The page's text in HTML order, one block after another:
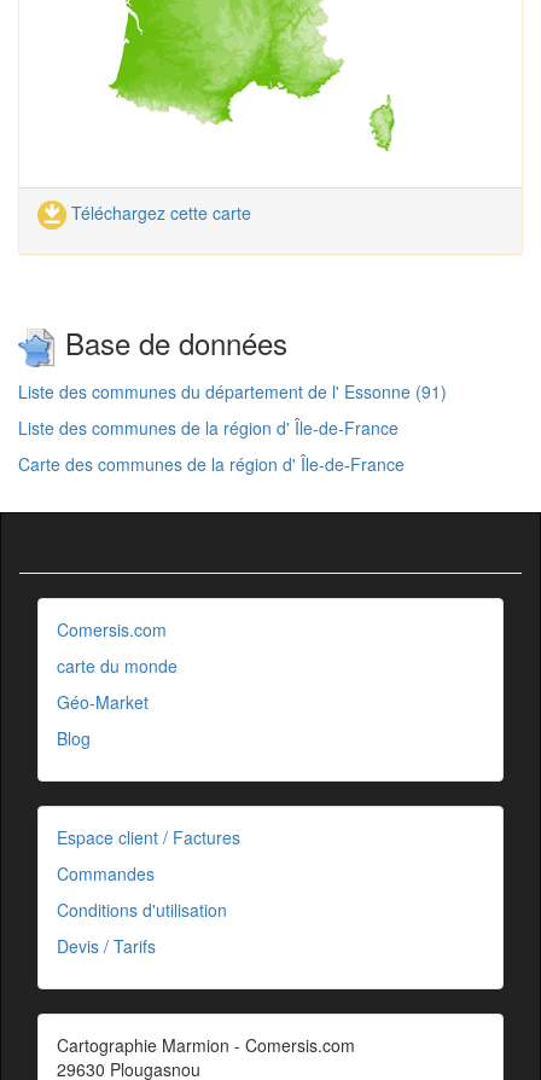
Téléchargez cette carte
Base de données
Liste des communes du département de l' Essonne (91)
Liste des communes de la région d' Île-de-France
Carte des communes de la région d' Île-de-France
Comersis.com
carte du monde
Géo-Market
Blog
Espace client / Factures
Commandes
Conditions d'utilisation
Devis / Tarifs
Cartographie Marmion - Comersis.com
29630 Plougasnou